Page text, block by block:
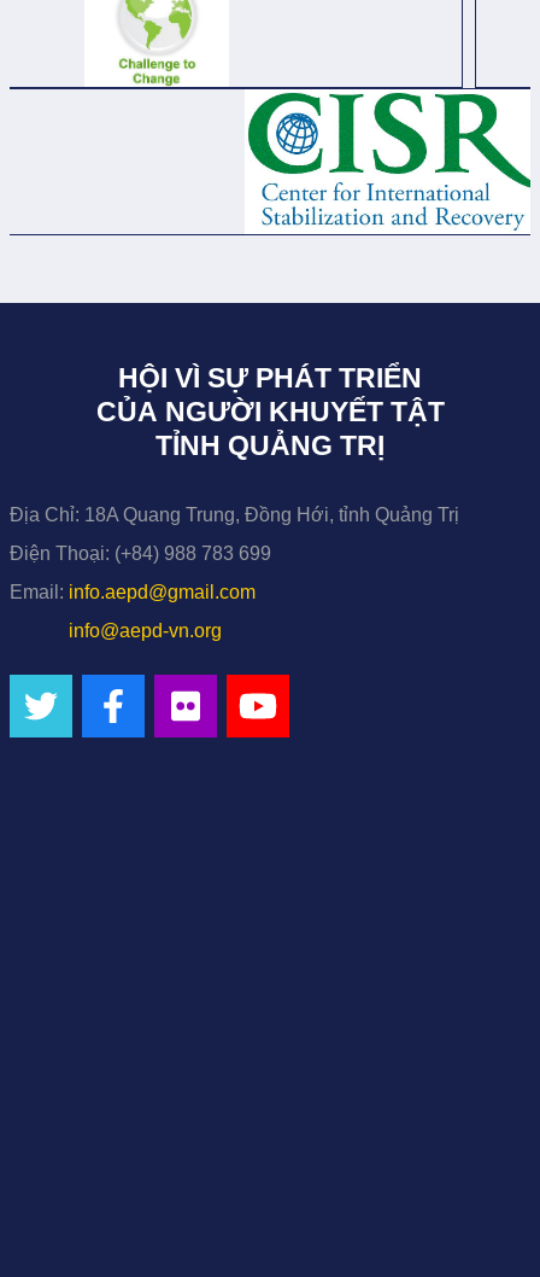
HỘI VÌ SỰ PHÁT TRIỂN
CỦA NGƯỜI KHUYẾT TẬT
TỈNH QUẢNG TRỊ
Địa Chỉ: 18A Quang Trung, Đồng Hới, tỉnh Quảng Trị
Điện Thoại: (+84) 988 783 699
Email: info.aepd@gmail.com
info@aepd-vn.org